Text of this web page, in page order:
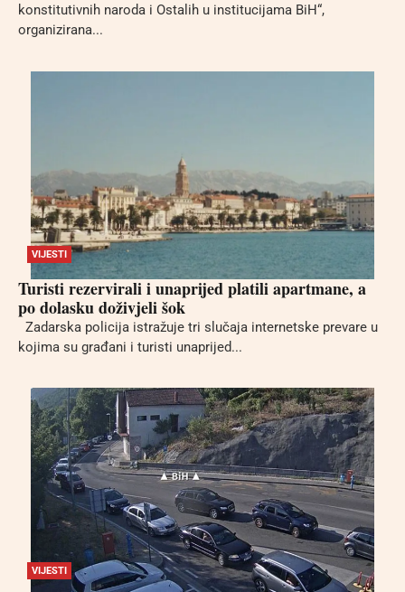
konstitutivnih naroda i Ostalih u institucijama BiH“,
organizirana...
VIJESTI
Turisti rezervirali i unaprijed platili apartmane, a
po dolasku doživjeli šok
Zadarska policija istražuje tri slučaja internetske prevare u
kojima su građani i turisti unaprijed...
VIJESTI